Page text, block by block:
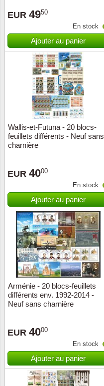
EUR 4950
En stock
Ajouter au panier
Wallis-et-Futuna - 20 blocs-
feuillets différents - Neuf sans
charnière
EUR 4000
En stock
Ajouter au panier
Arménie - 20 blocs-feuillets
différents env. 1992-2014 -
Neuf sans charnière
EUR 4000
En stock
Ajouter au panier